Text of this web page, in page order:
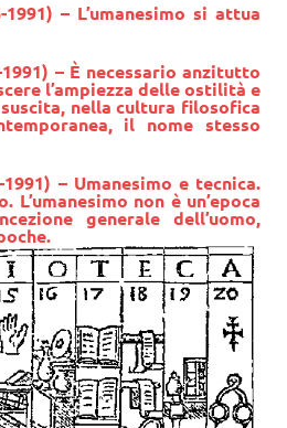
– L’umanesimo si attua
– È necessario anzitutto
l’ampiezza delle ostilità e
nella cultura filosofica
il nome stesso
– Umanesimo e tecnica.
non è un’epoca
generale dell’uomo,